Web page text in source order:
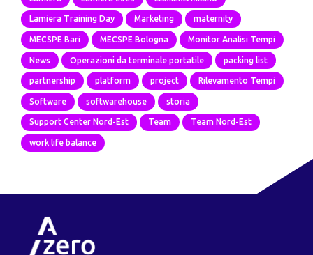
Lamiera Training Day Marketing maternity
MECSPE Bari MECSPE Bologna Monitor Analisi Tempi
News Operazioni da terminale portatile packing list
partnership platform project Rilevamento Tempi
Software softwarehouse storia
Support Center Nord-Est Team Team Nord-Est
work life balance